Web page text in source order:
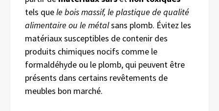
tels quele bois massif, le plastique de qualité
alimentaire ou le métalsans plomb. Évitez les
matériaux susceptibles de contenir des
produits chimiques nocifs comme le
formaldéhyde ou le plomb, qui peuvent être
présents dans certains revêtements de
meubles bon marché.